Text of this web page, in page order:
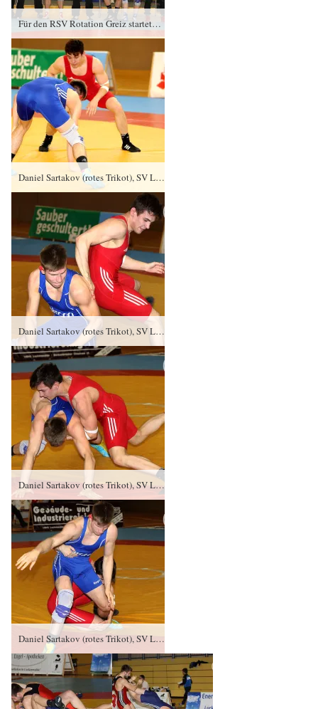
Für den RSV Rotation Greiz starteten sechs Aktive, drei Greizer Zweitligaringer gingen mit einer Zweitstartgenehmigung für ihren Heimatverein auf die Matte.
Daniel Sartakov (rotes Trikot), SV Luftfahrt Ringen gegen Brian Bliefner, FC Erzgebirge Aue PS/1:3/3:5
Daniel Sartakov (rotes Trikot), SV Luftfahrt Ringen gegen Brian Bliefner, FC Erzgebirge Aue PS/1:3/3:5
Daniel Sartakov (rotes Trikot), SV Luftfahrt Ringen gegen Brian Bliefner, FC Erzgebirge Aue PS/1:3/3:5
Daniel Sartakov (rotes Trikot), SV Luftfahrt Ringen gegen Brian Bliefner, FC Erzgebirge Aue PS/1:3/3:5